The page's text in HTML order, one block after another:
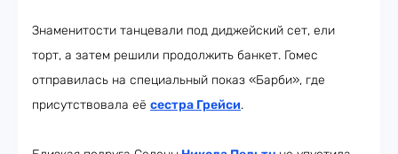
Знаменитости танцевали под диджейский сет, ели
торт, а затем решили продолжить банкет. Гомес
отправилась на специальный показ «Барби», где
присутствовала её сестра Грейси.